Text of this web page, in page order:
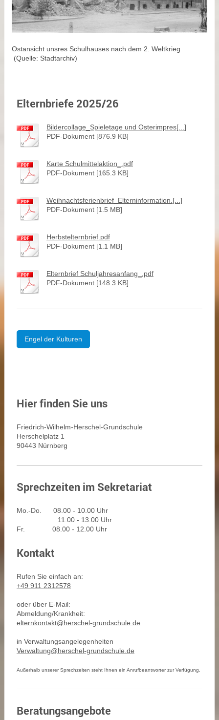
Ostansicht unsres Schulhauses nach dem 2. Weltkrieg
(Quelle: Stadtarchiv)
Elternbriefe 2025/26
Bildercollage_Spieletage und Osterimpres[...]
PDF-Dokument [876.9 KB]
Karte Schulmittelaktion_.pdf
PDF-Dokument [165.3 KB]
Weihnachtsferienbrief_Elterninformation.[...]
PDF-Dokument [1.5 MB]
Herbstelternbrief.pdf
PDF-Dokument [1.1 MB]
Elternbrief Schuljahresanfang_.pdf
PDF-Dokument [148.3 KB]
Engel der Kulturen
Hier finden Sie uns
Friedrich-Wilhelm-Herschel-Grundschule
Herschelplatz 1
90443 Nürnberg
Sprechzeiten im Sekretariat
Mo.-Do. 08.00 - 10.00 Uhr
11.00 - 13.00 Uhr
Fr. 08.00 - 12.00 Uhr
Kontakt
Rufen Sie einfach an:
+49 911 2312578
oder über E-Mail:
Abmeldung/Krankheit:
elternkontakt@herschel-grundschule.de
in Verwaltungsangelegenheiten
Verwaltung@herschel-grundschule.de
Außerhalb unserer Sprechzeiten steht Ihnen ein Anrufbeantworter zur Verfügung.
Beratungsangebote